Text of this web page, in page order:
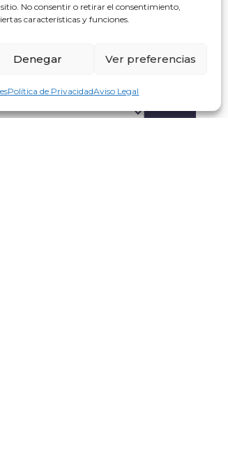
No consentir o retirar el consentimiento,
características y funciones.
Denegar Ver preferencias
Política de PrivacidadAviso Legal